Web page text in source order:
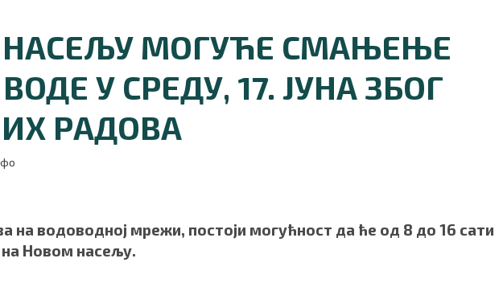
МОГУЋЕ СМАЊЕЊЕ
У СРЕДУ, 17. ЈУНА ЗБОГ
РАДОВА
на водоводној мрежи, постоји могућност да ће од 8 до 16 сати
Новом насељу.